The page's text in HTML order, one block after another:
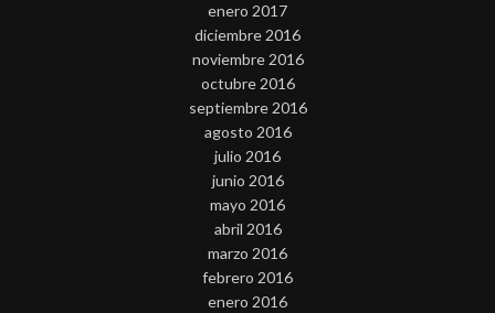
enero 2017
diciembre 2016
noviembre 2016
octubre 2016
septiembre 2016
agosto 2016
julio 2016
junio 2016
mayo 2016
abril 2016
marzo 2016
febrero 2016
enero 2016